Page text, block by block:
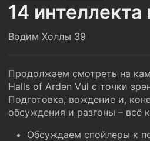
14 интеллекта
Водим Холлы 39
Продолжаем смотреть на
Halls of Arden Vul с точки
Подготовка, вождение и,
обсуждения и разгоны – всё
Обсуждаем спойлеры к